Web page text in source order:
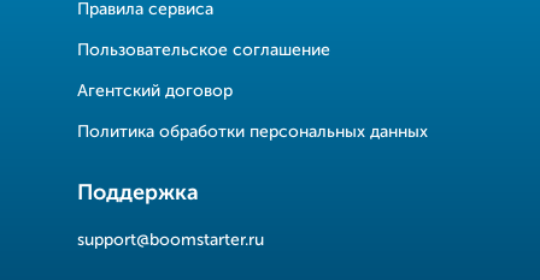
Правила сервиса
Пользовательское соглашение
Агентский договор
Политика обработки персональных данных
Поддержка
support@boomstarter.ru